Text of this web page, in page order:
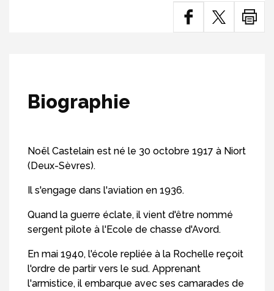
Biographie
Noël Castelain est né le 30 octobre 1917 à Niort
(Deux-Sèvres).
Il s'engage dans l'aviation en 1936.
Quand la guerre éclate, il vient d'être nommé
sergent pilote à l'Ecole de chasse d'Avord.
En mai 1940, l'école repliée à la Rochelle reçoit
l'ordre de partir vers le sud. Apprenant
l'armistice, il embarque avec ses camarades de